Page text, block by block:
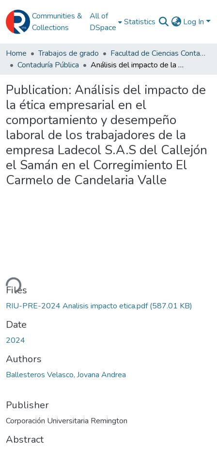
Communities &
Collections
All of
DSpace
Statistics Log In
Home Trabajos de grado
Facultad de Ciencias Contables
Contaduría Pública
Análisis del impacto de la ética empresarial en el comportamiento y desempeño laboral de los trabajadores de la empresa Ladecol S.A.S del Callejón el Samán en el Corregimiento El Carmelo de Candelaria Valle
Publication: Análisis del impacto de
la ética empresarial en el
comportamiento y desempeño
laboral de los trabajadores de la
empresa Ladecol S.A.S del Callejón
el Samán en el Corregimiento El
Carmelo de Candelaria Valle
Files
RIU-PRE-2024 Analisis impacto etica.pdf(587.01 KB)
Date
2024
Authors
Ballesteros Velasco, Jovana Andrea
Publisher
Corporación Universitaria Remington
Abstract